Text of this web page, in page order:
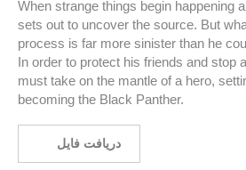
When strange things begin happening
sets out to uncover the source. But
process is far more sinister than he
In order to protect his friends and stop
must take on the mantle of a hero,
becoming the Black Panther.
دریافت فایل